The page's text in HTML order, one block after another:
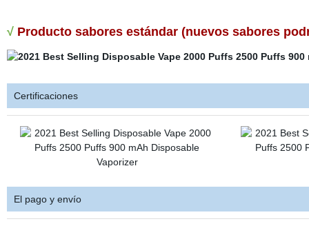
√Producto sabores estándar (nuevos sabores
Certificaciones
El pago y envío